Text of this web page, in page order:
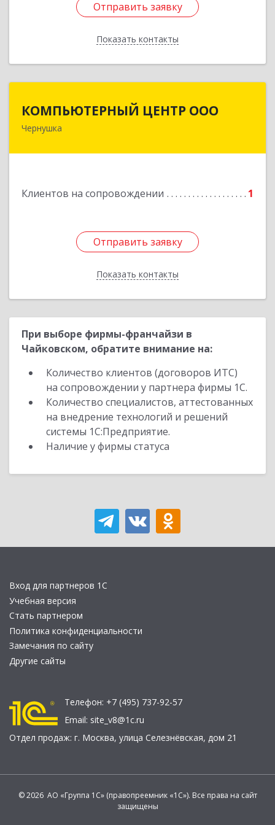
Отправить заявку
Показать контакты
Отправить заявку
Назад
КОМПЬЮТЕРНЫЙ ЦЕНТР ООО
Чернушка
Клиентов на сопровождении 1
Отправить заявку
Показать контакты
КОМПЬЮТЕРНЫЙ ЦЕНТР ООО
Отправить заявку
Назад
При выборе фирмы-франчайзи в
Чайковском, обратите внимание на:
Количество клиентов (договоров ИТС)
на сопровождении у партнера фирмы 1С.
Количество специалистов, аттестованных
на внедрение технологий и решений
системы 1С:Предприятие.
Наличие у фирмы статуса
Вход для партнеров 1С
Учебная версия
Стать партнером
Политика конфиденциальности
Замечания по сайту
Другие сайты
Телефон: +7 (495) 737-92-57
Email: site_v8@1c.ru
Отдел продаж: г. Москва, улица Селезнёвская, дом 21
© 2026 АО «Группа 1С» (правопреемник «1С»). Все права на сайт
защищены